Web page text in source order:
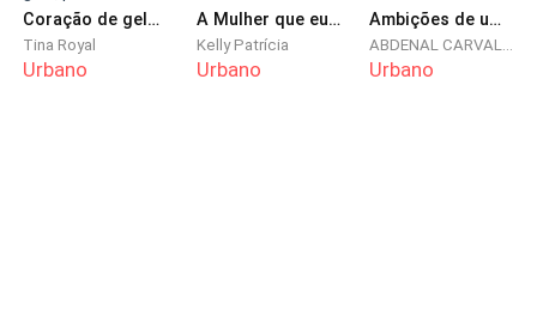
perdemos milhões a tentar criar um negócio de
moda. Agora a empresa está com falta de fundos e
precisa de cinco milhões de dólares. Temos de
Coração de gelo, pele de lava
Tina Royal
Urbano
A Mulher que eu não conhecia
Kelly Patrícia
Urbano
Ambições de uma Adolescente
Urbano